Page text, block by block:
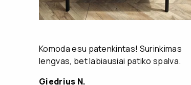
Komoda esu patenkintas! Surinkimas
lengvas, bet labiausiai patiko spalva.
Giedrius N.